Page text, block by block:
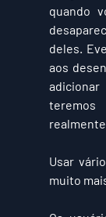
quando
deles.
aos
Usar
muito